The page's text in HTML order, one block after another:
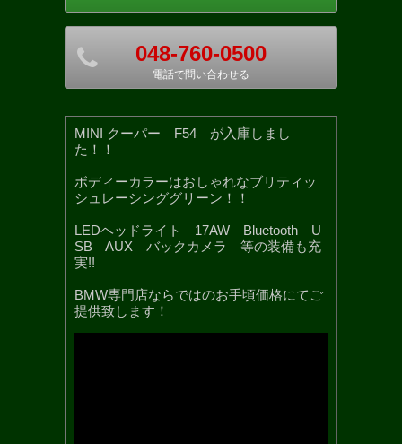
048-760-0500
電話で問い合わせる
MINI クーパー F54 が入庫しまし
た！！
ボディーカラーはおしゃれなブリティッ
シュレーシンググリーン！！
LEDヘッドライト 17AW Bluetooth U
SB AUX バックカメラ 等の装備も充
実!!
BMW専門店ならではのお手頃価格にてご
提供致します！